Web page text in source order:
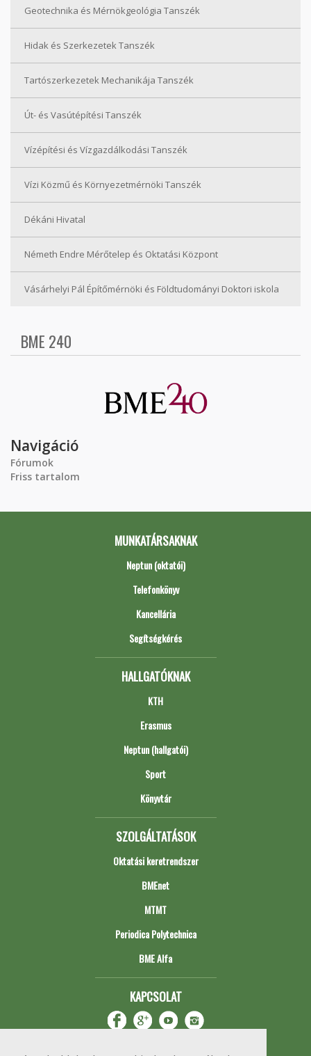
Geotechnika és Mérnökgeológia Tanszék
Hidak és Szerkezetek Tanszék
Tartószerkezetek Mechanikája Tanszék
Út- és Vasútépítési Tanszék
Vízépítési és Vízgazdálkodási Tanszék
Vízi Közmű és Környezetmérnöki Tanszék
Dékáni Hivatal
Németh Endre Mérőtelep és Oktatási Központ
Vásárhelyi Pál Építőmérnöki és Földtudományi Doktori iskola
BME 240
Navigáció
Fórumok
Friss tartalom
MUNKATÁRSAKNAK
Neptun (oktatói)
Telefonkönyv
Kancellária
Segítségkérés
HALLGATÓKNAK
KTH
Erasmus
Neptun (hallgatói)
Sport
Könyvtár
SZOLGÁLTATÁSOK
Oktatási keretrendszer
BMEnet
MTMT
Periodica Polytechnica
BME Alfa
KAPCSOLAT